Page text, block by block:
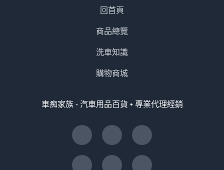
回首頁
商品總覽
洗車知識
購物商城
車痴家族 - 汽車用品百貨 • 專業代理經銷